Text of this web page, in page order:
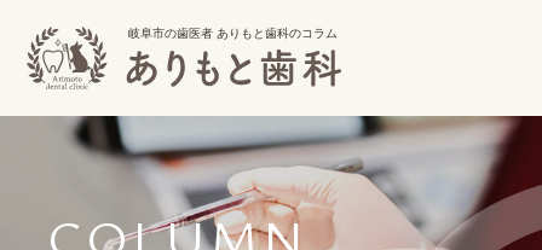
岐阜市の歯医者 ありもと歯科のコラム